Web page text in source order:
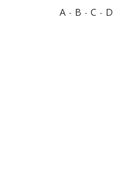
A - B - C - D